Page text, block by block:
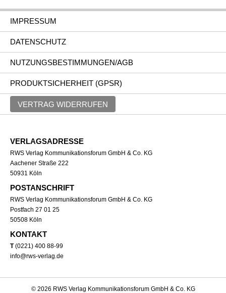
IMPRESSUM
DATENSCHUTZ
NUTZUNGSBESTIMMUNGEN/AGB
PRODUKTSICHERHEIT (GPSR)
VERTRAG WIDERRUFEN
VERLAGSADRESSE
RWS Verlag Kommunikationsforum GmbH & Co. KG
Aachener Straße 222
50931 Köln
POSTANSCHRIFT
RWS Verlag Kommunikationsforum GmbH & Co. KG
Postfach 27 01 25
50508 Köln
KONTAKT
T(0221) 400 88-99
info@rws-verlag.de
© 2026 RWS Verlag Kommunikationsforum GmbH & Co. KG